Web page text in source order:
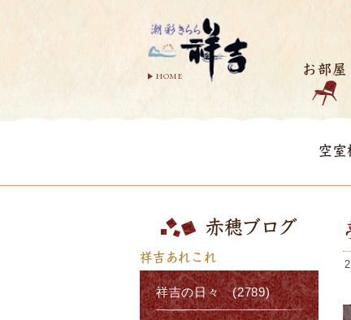
HOME お部屋
空室
赤穂ブログ
祥吉あれこれ
祥吉の日々 (2789)